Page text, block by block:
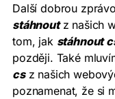
Další dobrou
stáhnoutz našich
tom, jak stáhnout
později. Také
csz našich
poznamenat, že si